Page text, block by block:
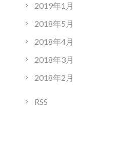
2019年1月
2018年5月
2018年4月
2018年3月
2018年2月
RSS